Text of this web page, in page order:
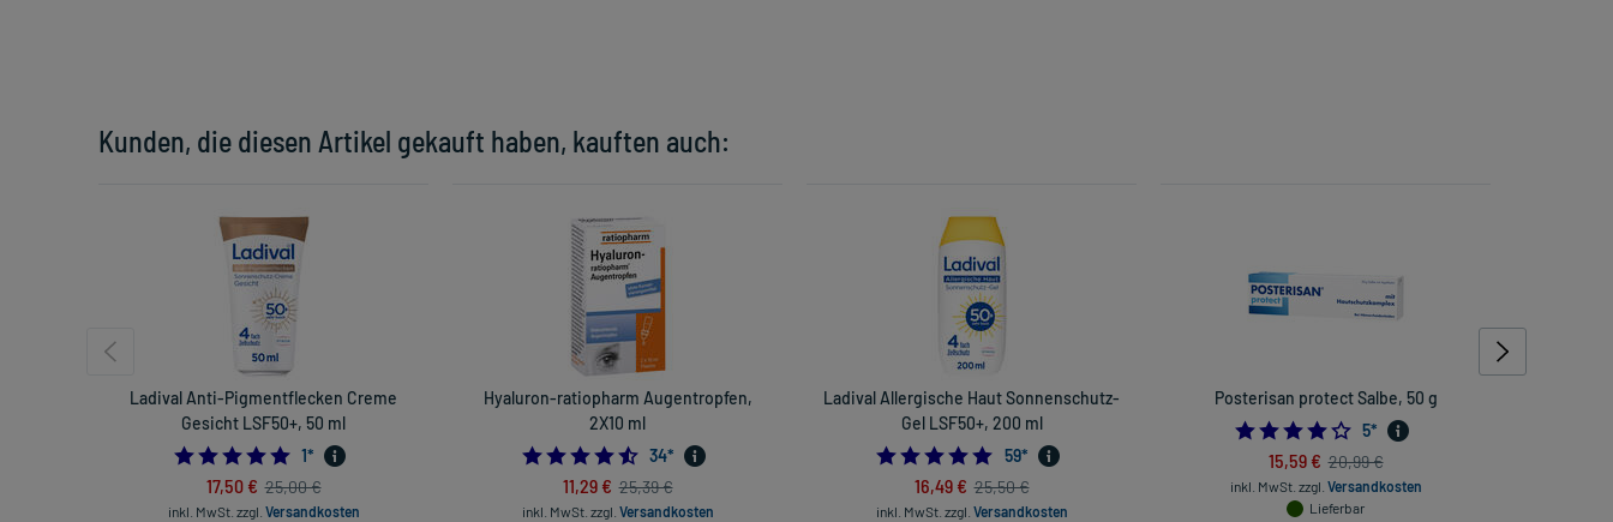
Kunden, die diesen Artikel gekauft haben, kauften auch:
Ladival Anti-Pigmentflecken Creme
Gesicht LSF50+, 50 ml
5.0
1*
17,50 € 25,00 €
inkl. MwSt. zzgl. Versandkosten
Hyaluron-ratiopharm Augentropfen,
2X10 ml
4.5588235294117645
34*
11,29 € 25,39 €
inkl. MwSt. zzgl. Versandkosten
Ladival Allergische Haut Sonnenschutz-
Gel LSF50+, 200 ml
4.830508474576271
59*
16,49 € 25,50 €
inkl. MwSt. zzgl. Versandkosten
Posterisan protect Salbe, 50 g
4.2
5*
15,59 € 20,99 €
inkl. MwSt. zzgl. Versandkosten
Lieferbar